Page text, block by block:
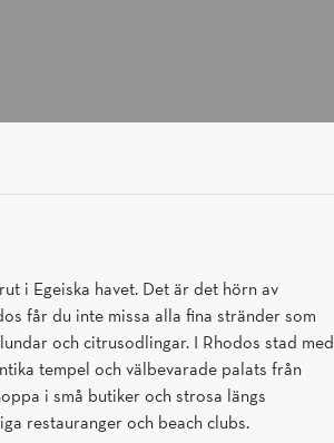
i Egeiska havet. Det är det hörn av
får du inte missa alla fina stränder som
och citrusodlingar. I Rhodos stad med
tempel och välbevarade palats från
i små butiker och strosa längs
restauranger och beach clubs.